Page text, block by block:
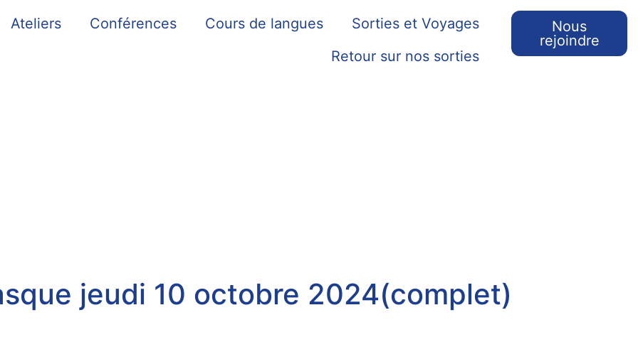
Ateliers Conférences Cours de langues
Sorties et Voyages
Retour sur nos sorties
Nous
rejoindre
jeudi 10 octobre 2024(complet)